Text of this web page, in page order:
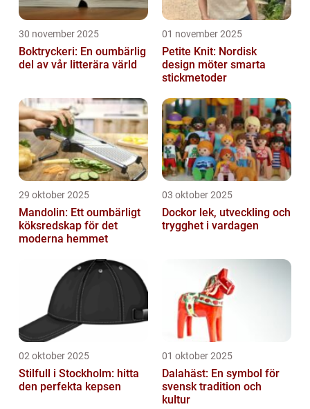
30 november 2025
Boktryckeri: En oumbärlig
del av vår litterära värld
01 november 2025
Petite Knit: Nordisk
design möter smarta
stickmetoder
29 oktober 2025
Mandolin: Ett oumbärligt
köksredskap för det
moderna hemmet
03 oktober 2025
Dockor lek, utveckling och
trygghet i vardagen
02 oktober 2025
Stilfull i Stockholm: hitta
den perfekta kepsen
01 oktober 2025
Dalahäst: En symbol för
svensk tradition och
kultur